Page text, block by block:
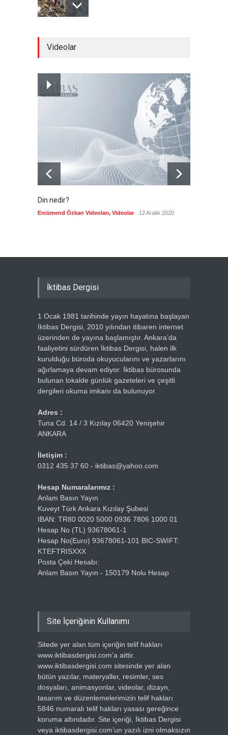
Futbol endüstrisinde kavga
devam ediyor
7 Ağustos 2026
Videolar
Din nedir?
Ercümend Özkan Videoları, Videolar 12 Aralık 2020
İktibas Dergisi
1 Ocak 1981 tarihinde yayın hayatına başlayan
İktibas Dergisi, 2010 yılından itibaren internet
üzerinden de yayına başlamıştır. Ankara’da
faaliyetini sürdüren İktibas Dergisi, halen ilk
kurulduğu büroda okuyucularını ve yazarlarını
ağırlamaya devam ediyor. İktibas bürosunda
bulunan lokalde günlük gazeteleri ve çeşitli
dergileri okuma imkanı da bulunuyor.
Adres :
Tuna Cd. 14 / 3 Kızılay 06420 Yenişehir
ANKARA
İletişim :
0312 435 37 60 - iktibas@yahoo.com
Hesap Numaralarımız :
Anlam Basın Yayın
Kuveyt Türk Ankara Kızılay Şubesi
IBAN: TR80 0020 5000 0936 7806 1000 01
Hesap No (TL) 93678061-1
Hesap No(Euro) 93678061-101 BIC-SWIFT:
KTEFTRISXXX
Posta Çeki Hesabı:
Anlam Basın Yayın - 150179 Nolu Hesap
Site İçeriğinin Kullanımı
Sitede yer alan tüm içeriğin telif hakları
www.iktibasdergisi.com’a aittir.
www.iktibasdergisi.com sitesinde yer alan
bütün yazılar, materyaller, resimler, ses
dosyaları, animasyonlar, videolar, dizayn,
tasarım ve düzenlemelerimizin telif hakları
5846 numaralı telif hakları yasası gereğince
koruma altındadır. Site içeriği, İktibas Dergisi
veya iktibasdergisi.com’un yazılı izni olmaksızın